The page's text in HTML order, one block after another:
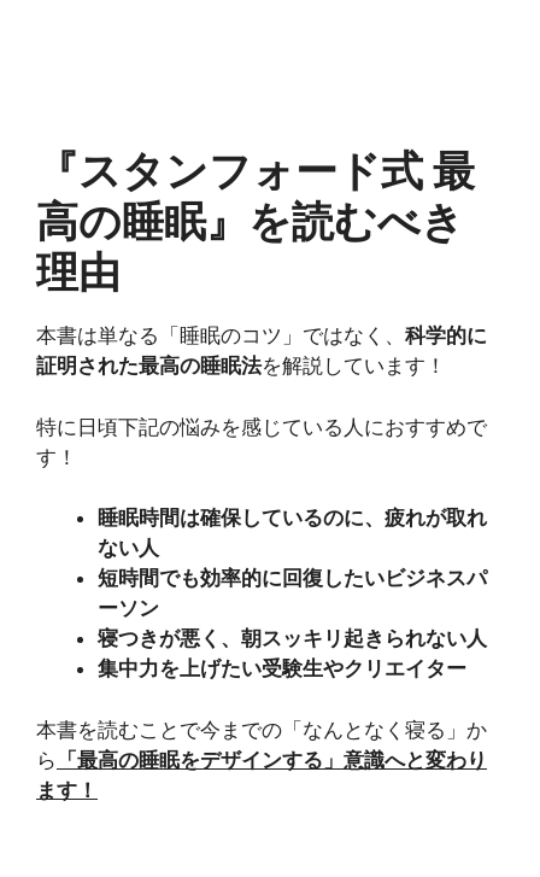
『スタンフォード式 最
高の睡眠』を読むべき
理由
本書は単なる「睡眠のコツ」ではなく、 科学的に
証明された最高の睡眠法を解説しています！
特に日頃下記の悩みを感じている人におすすめで
す！
睡眠時間は確保しているのに、疲れが取れ
ない人
短時間でも効率的に回復したいビジネスパ
ーソン
寝つきが悪く、朝スッキリ起きられない人
集中力を上げたい受験生やクリエイター
本書を読むことで今までの「なんとなく寝る」か
ら 「最高の睡眠をデザインする」意識へと変わり
ます！